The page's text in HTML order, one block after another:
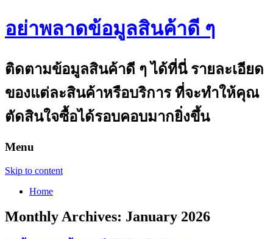
อย่าพลาดข้อมูลสินค้าดี ๆ
ติดตามข้อมูลสินค้าดี ๆ ได้ที่นี่ รายละเอียด
ของแต่ละสินค้าหรือบริการ ที่จะทำให้คุณ
ตัดสินใจซื้อได้รอบคอบมากยิ่งขึ้น
Menu
Skip to content
Home
Monthly Archives: January 2026